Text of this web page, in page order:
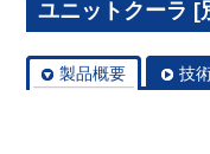
ユニットクーラ [
製品概要 技